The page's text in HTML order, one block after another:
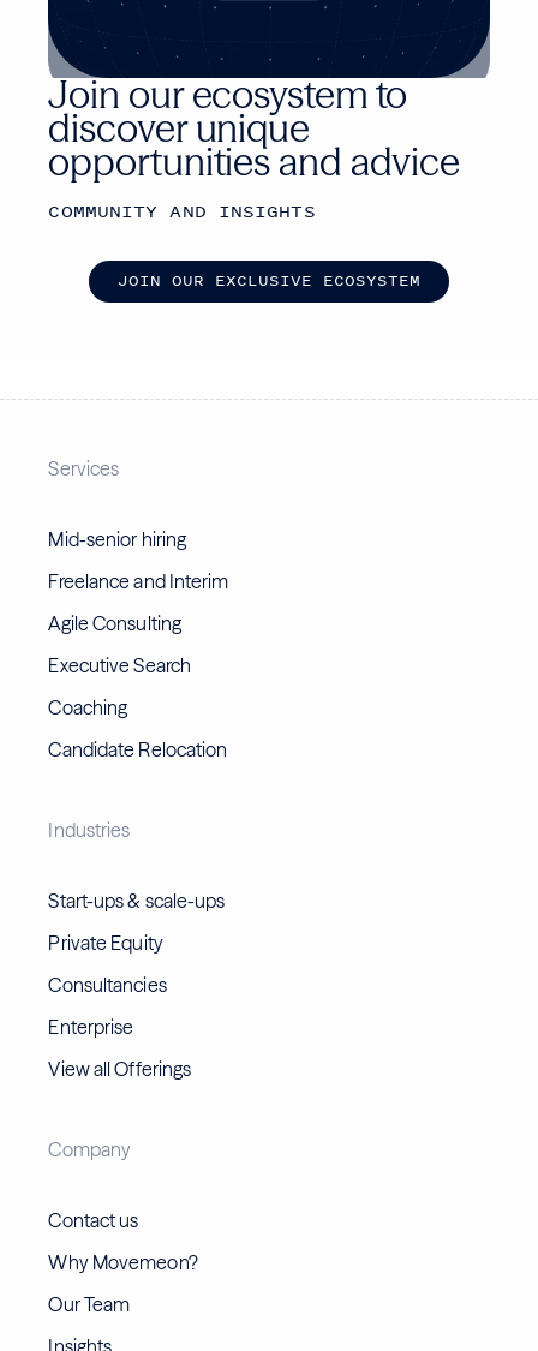
Join our ecosystem to
discover unique
opportunities and advice
COMMUNITY AND INSIGHTS
JOIN OUR EXCLUSIVE ECOSYSTEM
Services
Mid-senior hiring
Freelance and Interim
Agile Consulting
Executive Search
Coaching
Candidate Relocation
Industries
Start-ups & scale-ups
Private Equity
Consultancies
Enterprise
View all Offerings
Company
Contact us
Why Movemeon?
Our Team
Insights